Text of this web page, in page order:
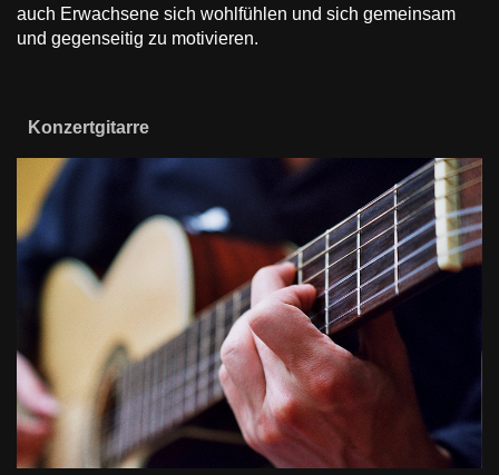
auch Erwachsene sich wohlfühlen und sich gemeinsam
und gegenseitig zu motivieren.
Konzertgitarre